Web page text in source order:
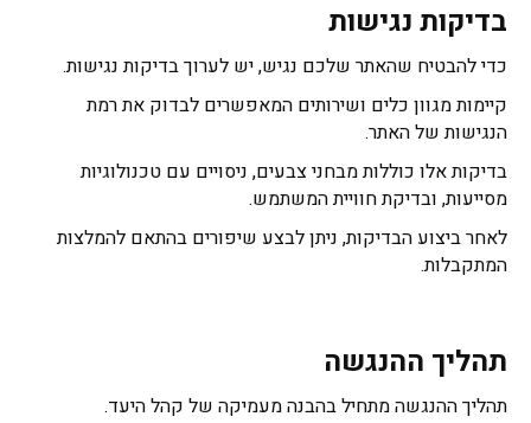
בדיקות נגישות
כדי להבטיח שהאתר שלכם נגיש, יש לערוך בדיקות נגישות.
קיימות מגוון כלים ושירותים המאפשרים לבדוק את רמת
הנגישות של האתר.
בדיקות אלו כוללות מבחני צבעים, ניסויים עם טכנולוגיות
מסייעות, ובדיקת חוויית המשתמש.
לאחר ביצוע הבדיקות, ניתן לבצע שיפורים בהתאם להמלצות
המתקבלות.
תהליך ההנגשה
תהליך ההנגשה מתחיל בהבנה מעמיקה של קהל היעד.